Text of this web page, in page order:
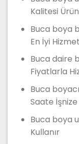
Kalitesi
Buca boya
En İyi
Buca daire
Fiyatlarla
Buca
Saate
Buca boya
Kullanır